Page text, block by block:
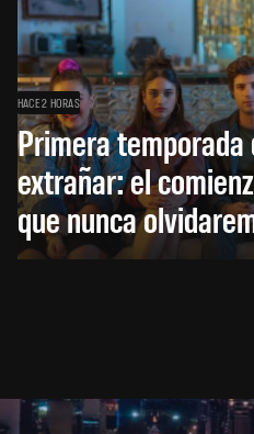
HACE 2 HORAS
Primera temporada
extrañar: el
que nunca